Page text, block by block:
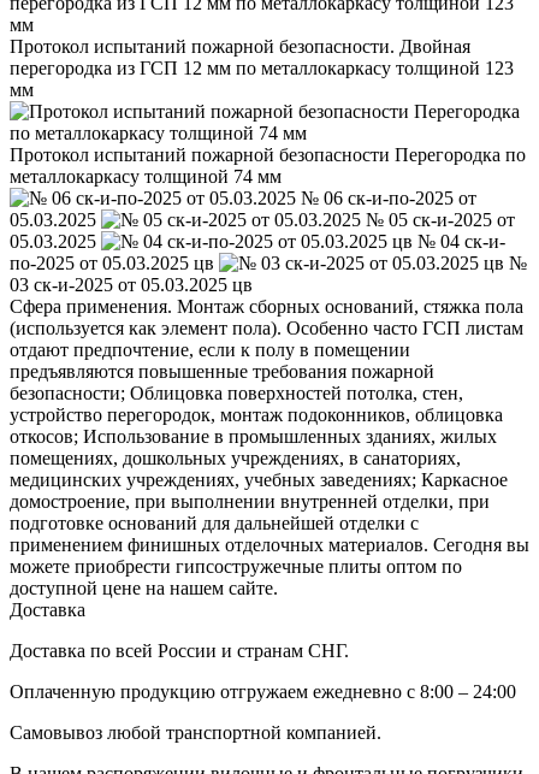
Протокол испытаний пожарной безопасности. Двойная
перегородка из ГСП 12 мм по металлокаркасу толщиной 123
мм
Протокол испытаний пожарной безопасности Перегородка по
металлокаркасу толщиной 74 мм
№ 06 ск-и-по-2025 от
05.03.2025
№ 05 ск-и-2025 от
05.03.2025
№ 04 ск-и-
по-2025 от 05.03.2025 цв
№
03 ск-и-2025 от 05.03.2025 цв
Сфера применения. Монтаж сборных оснований, стяжка пола
(используется как элемент пола). Особенно часто ГСП листам
отдают предпочтение, если к полу в помещении
предъявляются повышенные требования пожарной
безопасности; Облицовка поверхностей потолка, стен,
устройство перегородок, монтаж подоконников, облицовка
откосов; Использование в промышленных зданиях, жилых
помещениях, дошкольных учреждениях, в санаториях,
медицинских учреждениях, учебных заведениях; Каркасное
домостроение, при выполнении внутренней отделки, при
подготовке оснований для дальнейшей отделки с
применением финишных отделочных материалов. Сегодня вы
можете приобрести гипсостружечные плиты оптом по
доступной цене на нашем сайте.
Доставка
Доставка по всей России и странам СНГ.
Оплаченную продукцию отгружаем ежедневно с 8:00 – 24:00
Самовывоз любой транспортной компанией.